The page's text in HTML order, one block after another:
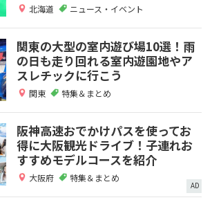
北海道 ニュース・イベント
関東の大型の室内遊び場10選！雨
の日も走り回れる室内遊園地やア
スレチックに行こう
関東 特集＆まとめ
阪神高速おでかけパスを使ってお
得に大阪観光ドライブ！子連れお
すすめモデルコースを紹介
大阪府 特集＆まとめ
AD